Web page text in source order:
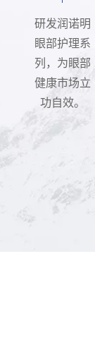
研发润诺明
眼部护理系
列，为眼部
健康市场立
功自效。